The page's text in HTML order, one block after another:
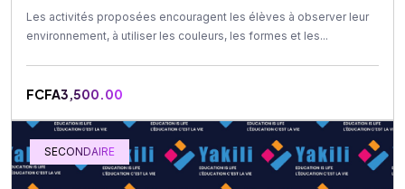
Les activités proposées encouragent les élèves à observer leur
environnement, à utiliser les couleurs, les formes et les...
FCFA3,500.00
SECONDAIRE